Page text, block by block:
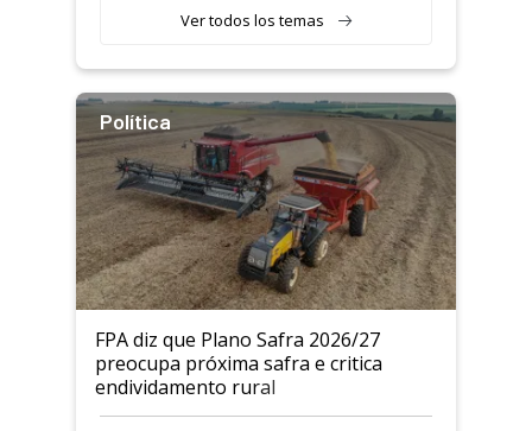
Ver todos los temas
Política
FPA diz que Plano Safra 2026/27
preocupa próxima safra e critica
endividamento rural